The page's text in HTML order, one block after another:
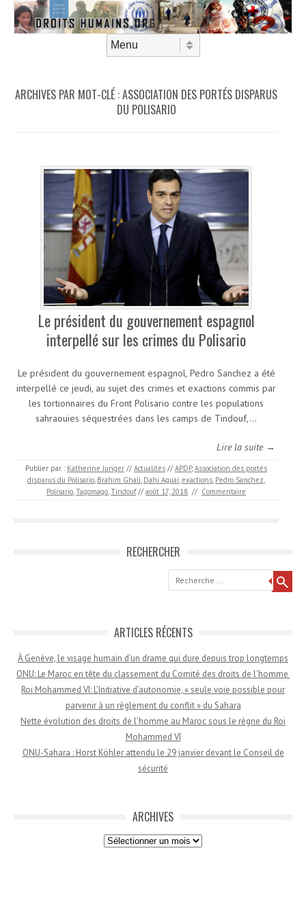
ARCHIVES PAR MOT-CLÉ :ASSOCIATION DES PORTÉS DISPARUS
DU POLISARIO
Le président du gouvernement espagnol
interpellé sur les crimes du Polisario
Le président du gouvernement espagnol, Pedro Sanchez a été
interpellé ce jeudi, au sujet des crimes et exactions commis par
les tortionnaires du Front Polisario contre les populations
sahraouies séquestrées dans les camps de Tindouf,…
Lire la suite →
Publier par : Katherine Junger // Actualités // APDP,Association des portés
disparus du Polisario, Brahim Ghali, Dahi Aguai,exactions, Pedro Sanchez,
Polisario,Tagomago,Tindouf // août 17, 2018 // Commentaire
RECHERCHER
Recherche
ARTICLES RÉCENTS
À Genève, le visage humain d’un drame qui dure depuis trop longtemps
ONU: Le Maroc en tête du classement du Comité des droits de l’homme
Roi Mohammed VI: L’Initiative d’autonomie, « seule voie possible pour
parvenir à un règlement du conflit » du Sahara
Nette évolution des droits de l’homme au Maroc sous le règne du Roi
Mohammed VI
ONU-Sahara : Horst Köhler attendu le 29 janvier devant le Conseil de
sécurité
ARCHIVES
Archives